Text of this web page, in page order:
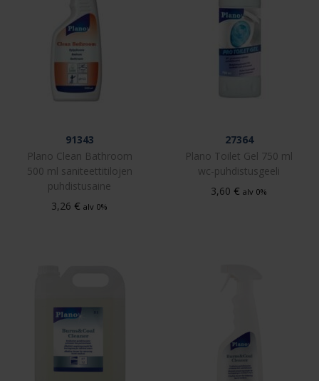
91343
Plano Clean Bathroom
500 ml saniteettitilojen
puhdistusaine
3,26 € alv 0%
27364
Plano Toilet Gel 750 ml
wc-puhdistusgeeli
3,60 € alv 0%